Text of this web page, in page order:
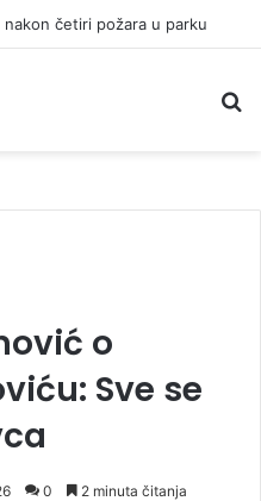
četiri požara u parku
o
Sve se
0 2 minuta čitanja